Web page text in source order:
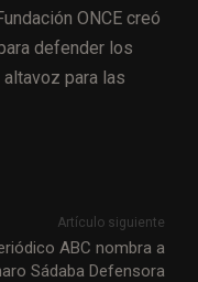
ONCE creó
defender los
para las
Artículo siguiente
ABC nombra a
Sádaba Defensora